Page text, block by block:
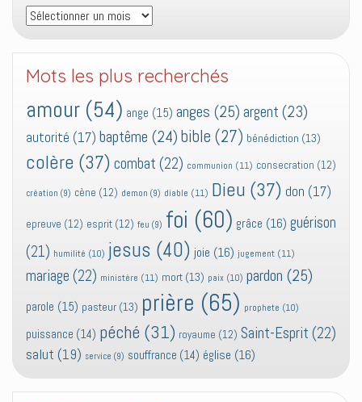
Archives
Mots les plus recherchés
amour (54) ange (15) anges (25) argent (23)
autorité (17) baptême (24) bible (27) bénédiction (13)
colère (37) combat (22) communion (11) consecration (12)
création (9) cène (12) demon (9) diable (11) Dieu (37) don (17)
epreuve (12) esprit (12) feu (9) foi (60) grâce (16) guérison
(21) humilité (10) jesus (40) joie (16) jugement (11)
mariage (22) ministère (11) mort (13) paix (10) pardon (25)
parole (15) pasteur (13) prière (65) prophete (10)
puissance (14) péché (31) royaume (12) Saint-Esprit (22)
salut (19) service (9) souffrance (14) église (16)